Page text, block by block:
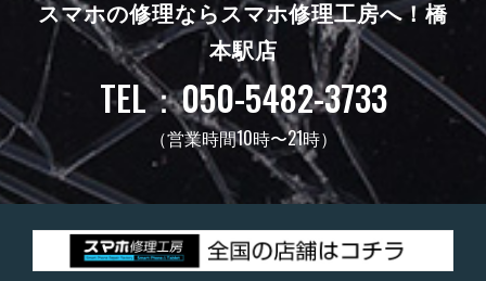
スマホの修理ならスマホ修理工房へ！橋
本駅店
TEL：050-5482-3733
（営業時間10時〜21時）